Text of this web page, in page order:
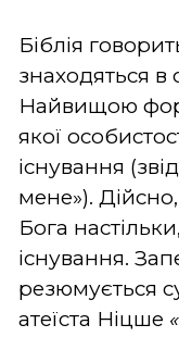
Біблія
знаходяться в
Найвищою
якої
існування
мене»).
Бога
існування.
резюмується
атеїста Ніцше